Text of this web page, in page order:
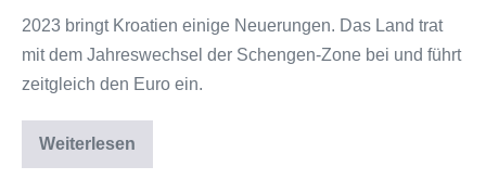
2023 bringt Kroatien einige Neuerungen. Das Land trat
mit dem Jahreswechsel der Schengen-Zone bei und führt
zeitgleich den Euro ein.
Weiterlesen
Kroatien:
Euro-